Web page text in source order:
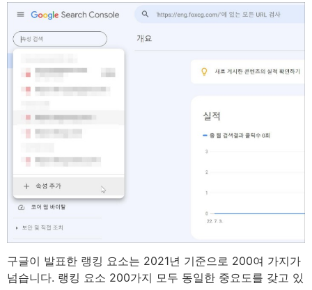
구글이 발표한 랭킹 요소는 2021년 기준으로 200여 가지가
넘습니다. 랭킹 요소 200가지 모두 동일한 중요도를 갖고 있